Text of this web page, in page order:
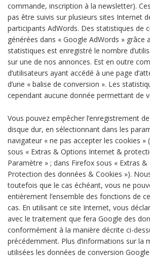
commande, inscription à la newsletter).
pas être suivis sur plusieurs sites Internet
participants AdWords. Des statistiques de
générées dans « Google AdWords » grâce
statistiques est enregistré le nombre
sur une de nos annonces. Est en outre
d’utilisateurs ayant accédé à une page
d’une « balise de conversion ». Les
cependant aucune donnée permettant de
Vous pouvez empêcher l’enregistrement
disque dur, en sélectionnant dans les
navigateur « ne pas accepter les cookies »
sous « Extras & Options Internet &
Paramètre » ; dans Firefox sous « Extras
Protection des données & Cookies »).
toutefois que le cas échéant, vous ne
entièrement l’ensemble des fonctions de
cas. En utilisant ce site Internet, vous
avec le traitement que fera Google des
conformément à la manière décrite ci-
précédemment. Plus d’informations sur la
utilisées les données de conversion